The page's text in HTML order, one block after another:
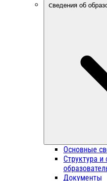
Сведения об
Основные
Структура и
Документы